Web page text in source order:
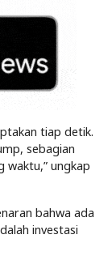
tiap detik.
sebagian
waktu,” ungkap
bahwa ada
investasi